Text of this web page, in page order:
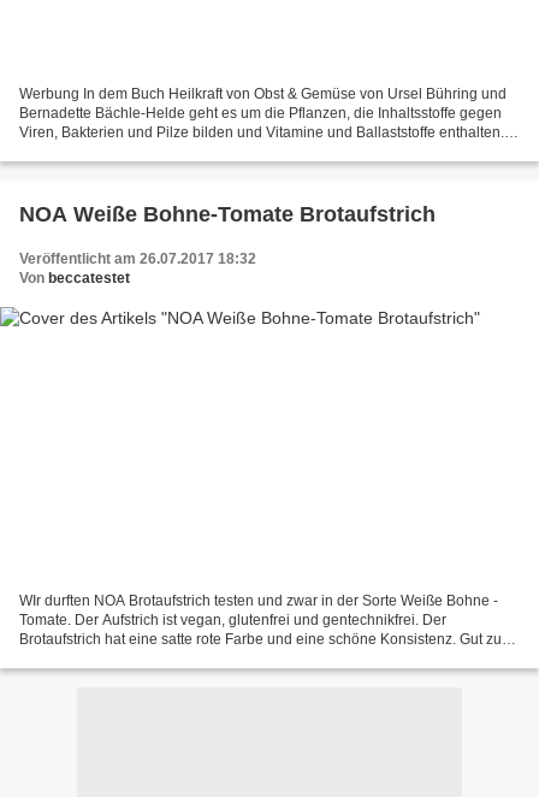
Werbung In dem Buch Heilkraft von Obst & Gemüse von Ursel Bühring und
Bernadette Bächle-Helde geht es um die Pflanzen, die Inhaltsstoffe gegen
Viren, Bakterien und Pilze bilden und Vitamine und Ballaststoffe enthalten.
NOA Weiße Bohne-Tomate Brotaufstrich
Veröffentlicht am 26.07.2017 18:32
Von beccatestet
WIr durften NOA Brotaufstrich testen und zwar in der Sorte Weiße Bohne -
Tomate. Der Aufstrich ist vegan, glutenfrei und gentechnikfrei. Der
Brotaufstrich hat eine satte rote Farbe und eine schöne Konsistenz. Gut zu